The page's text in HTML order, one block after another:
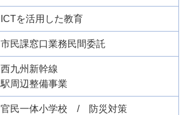
ICTを活用した教育
市民課窓口業務民間委託
西九州新幹線
駅周辺整備事業
官民一体小学校 / 防災対策